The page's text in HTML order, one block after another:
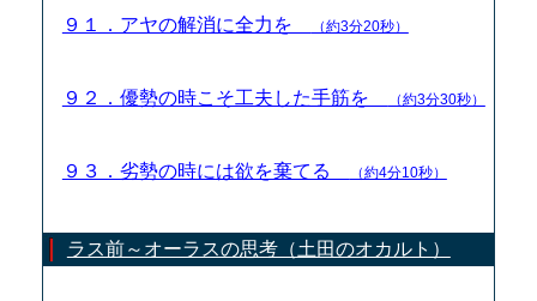
９１．アヤの解消に全力を （約3分20秒）
９２．優勢の時こそ工夫した手筋を （約3分30秒）
９３．劣勢の時には欲を棄てる （約4分10秒）
ラス前～オーラスの思考（土田のオカルト）